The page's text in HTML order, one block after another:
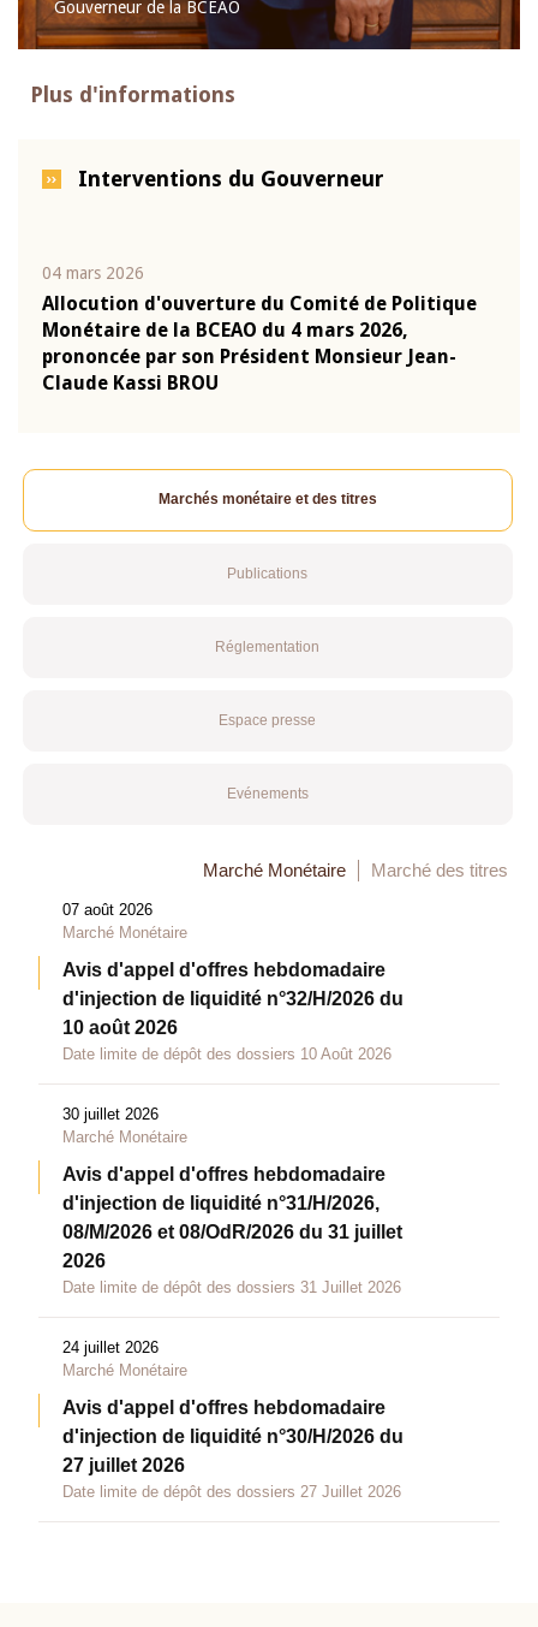
Gouverneur de la BCEAO
Plus d'informations
Interventions du Gouverneur
04 mars 2026
Allocution d'ouverture du Comité de Politique
Monétaire de la BCEAO du 4 mars 2026,
prononcée par son Président Monsieur Jean-
Claude Kassi BROU
Marchés monétaire et des titres
Publications
Réglementation
Espace presse
Evénements
Marché Monétaire Marché des titres
07 août 2026
Marché Monétaire
Avis d'appel d'offres hebdomadaire
d'injection de liquidité n°32/H/2026 du
10 août 2026
Date limite de dépôt des dossiers 10 Août 2026
30 juillet 2026
Marché Monétaire
Avis d'appel d'offres hebdomadaire
d'injection de liquidité n°31/H/2026,
08/M/2026 et 08/OdR/2026 du 31 juillet
2026
Date limite de dépôt des dossiers 31 Juillet 2026
24 juillet 2026
Marché Monétaire
Avis d'appel d'offres hebdomadaire
d'injection de liquidité n°30/H/2026 du
27 juillet 2026
Date limite de dépôt des dossiers 27 Juillet 2026